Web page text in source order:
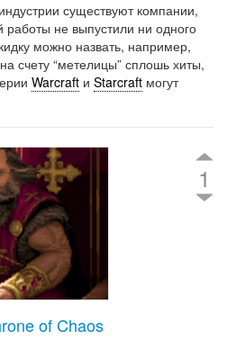
существуют компании,
работы не выпустили ни одного
можно назвать, например,
счету “метелицы” сплошь хиты,
Warcraft и Starcraft могут
1
of Chaos